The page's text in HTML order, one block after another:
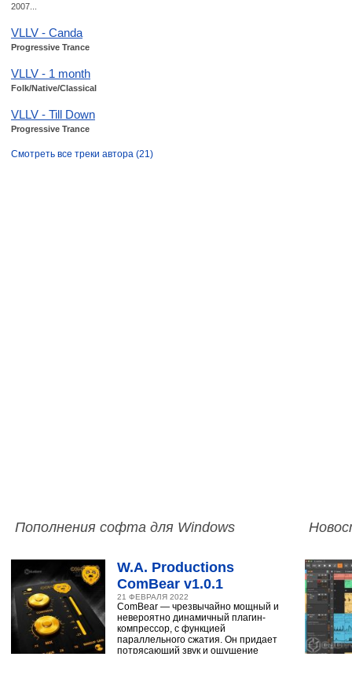
2007...
VLLV - Canda
Progressive Trance
VLLV - 1 month
Folk/Native/Classical
VLLV - Till Down
Progressive Trance
Смотреть все треки автора (21)
Пополнения софта для Windows
W.A. Productions
ComBear v1.0.1
21 ФЕВРАЛЯ 2022
ComBear — чрезвычайно мощный и
невероятно динамичный плагин-
компрессор, с функцией
параллельного сжатия. Он придает
потрясающий звук и ощущение